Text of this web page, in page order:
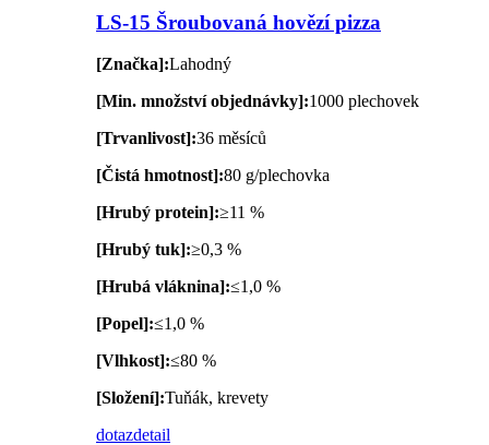
LS-15 Šroubovaná hovězí pizza
[Značka]:Lahodný
[Min. množství objednávky]:1000 plechovek
[Trvanlivost]:36 měsíců
[Čistá hmotnost]:80 g/plechovka
[Hrubý protein]:≥11 %
[Hrubý tuk]:≥0,3 %
[Hrubá vláknina]:≤1,0 %
[Popel]:≤1,0 %
[Vlhkost]:≤80 %
[Složení]:Tuňák, krevety
dotazdetail